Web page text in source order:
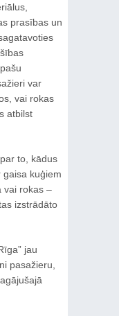
prasības un
var
vai rokas
atbilst
to, kādus
kuģiem
vai rokas –
izstrādāto
jau
pasažieru,